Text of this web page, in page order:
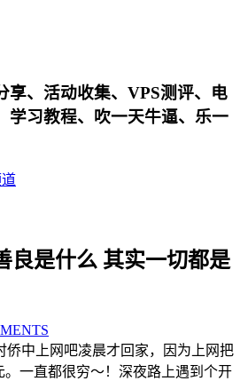
享、活动收集、VPS测评、电
学习教程、吹一天牛逼、乐一
道
良是什么 其实一切都是
侨中上网吧凌晨才回家，因为上网把
。一直都很穷～！深夜路上遇到个开